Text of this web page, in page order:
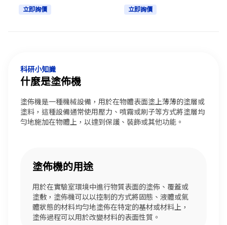
立即詢價 立即詢價
科研小知識
什麼是塗佈機
塗佈機是一種機械設備，用於在物體表面塗上薄薄的塗層或
塗料，這種設備通常使用壓力、噴霧或刷子等方式將塗層均
勻地施加在物體上，以達到保護、裝飾或其他功能。
塗佈機的用途
用於在實驗室環境中進行物質表面的塗佈、覆蓋或
塗敷，塗佈機可以以控制的方式將固態、液體或氣
體狀態的材料均勻地塗佈在特定的基材或材料上，
塗佈過程可以用於改變材料的表面性質。